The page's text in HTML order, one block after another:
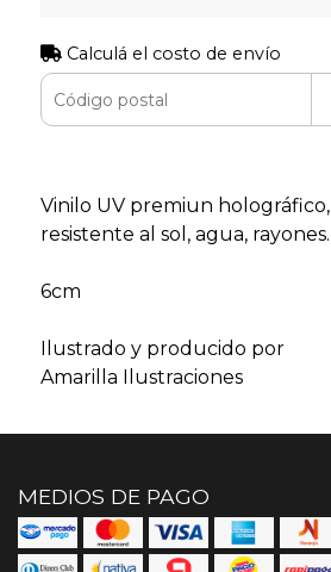
Calculá el costo de envío
Vinilo UV premiun holográfico,
resistente al sol, agua, rayones.
6cm
Ilustrado y producido por
Amarilla Ilustraciones
MEDIOS DE PAGO